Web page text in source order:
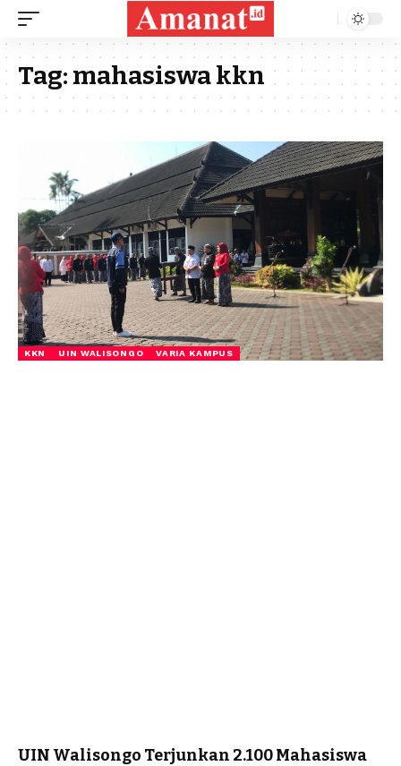
Tag:mahasiswa kkn
KKN UIN WALISONGO VARIA KAMPUS
UIN Walisongo Terjunkan 2.100 Mahasiswa